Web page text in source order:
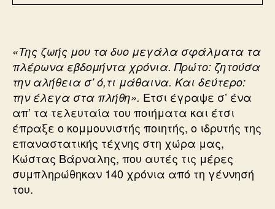
«Της ζωής μου τα δυο μεγάλα σφάλματα τα
πλέρωνα εβδομήντα χρόνια. Πρώτο: ζητούσα
την αλήθεια σ’ ό,τι μάθαινα. Και δεύτερο:
την έλεγα στα πλήθη». Ετσι έγραψε σ’ ένα
απ’ τα τελευταία του ποιήματα και έτσι
έπραξε ο κομμουνιστής ποιητής, ο ιδρυτής της
επαναστατικής τέχνης στη χώρα μας,
Κώστας Βάρναλης, που αυτές τις μέρες
συμπληρώθηκαν 140 χρόνια από τη γέννησή
του.